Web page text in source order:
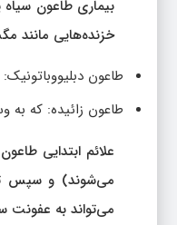
خزنده‌هایی مانند
طاعون
طاعون زائیده: که
علائم ابتدایی
می‌شوند) و سپس
می‌تواند به عفونت